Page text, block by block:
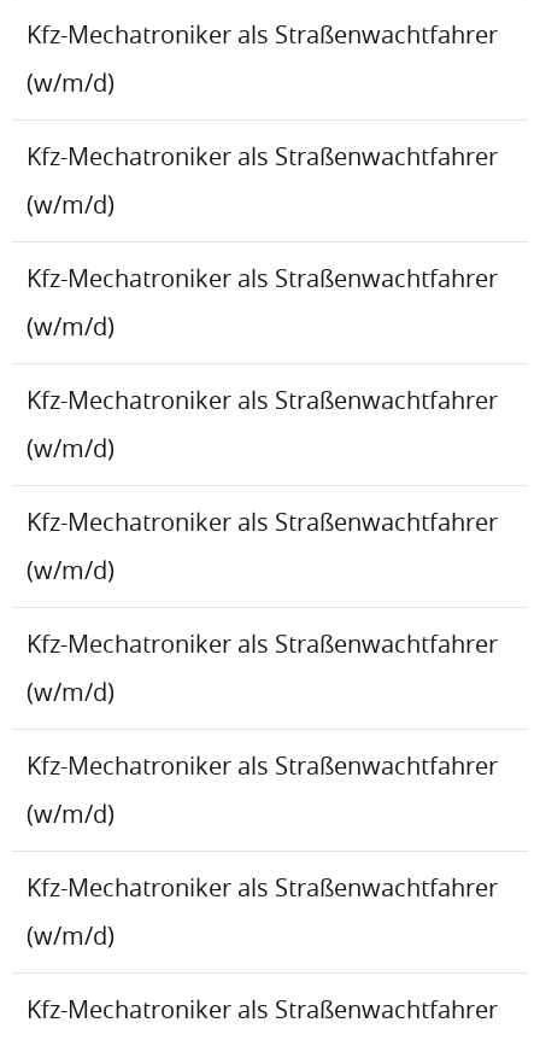
Kfz-Mechatroniker als Straßenwachtfahrer
(w/m/d)
Kfz-Mechatroniker als Straßenwachtfahrer
(w/m/d)
Kfz-Mechatroniker als Straßenwachtfahrer
(w/m/d)
Kfz-Mechatroniker als Straßenwachtfahrer
(w/m/d)
Kfz-Mechatroniker als Straßenwachtfahrer
(w/m/d)
Kfz-Mechatroniker als Straßenwachtfahrer
(w/m/d)
Kfz-Mechatroniker als Straßenwachtfahrer
(w/m/d)
Kfz-Mechatroniker als Straßenwachtfahrer
(w/m/d)
Kfz-Mechatroniker als Straßenwachtfahrer